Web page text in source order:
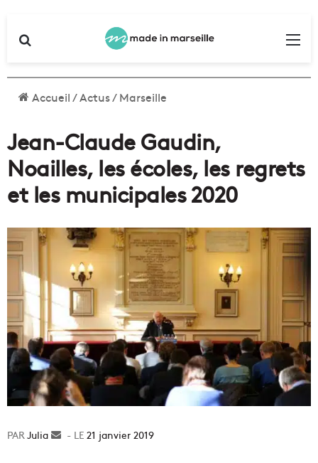
Accueil/Actus/Marseille
Jean-Claude Gaudin,
Noailles, les écoles, les regrets
et les municipales 2020
Julia
Envoyer21 janvier 2019